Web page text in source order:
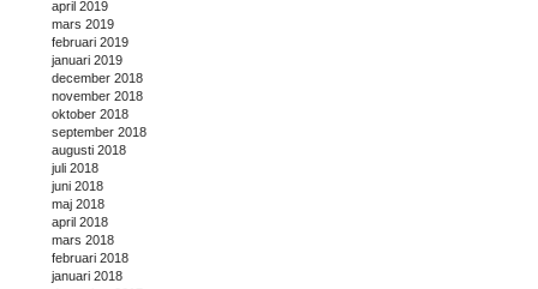
april 2019
mars 2019
februari 2019
januari 2019
december 2018
november 2018
oktober 2018
september 2018
augusti 2018
juli 2018
juni 2018
maj 2018
april 2018
mars 2018
februari 2018
januari 2018